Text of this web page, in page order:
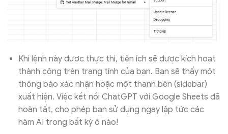
Khi lệnh này được thực thi, tiện ích sẽ được kích hoạt
thành công trên trang tính của bạn. Bạn sẽ thấy một
thông báo xác nhận hoặc một thanh bên (sidebar)
xuất hiện. Việc kết nối ChatGPT với Google Sheets đã
hoàn tất, cho phép bạn sử dụng ngay lập tức các
hàm AI trong bất kỳ ô nào!